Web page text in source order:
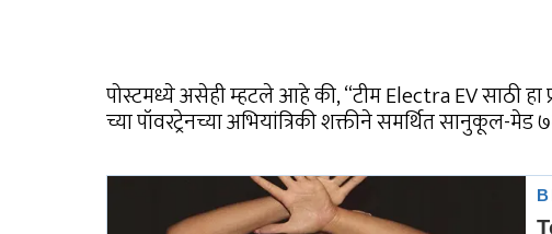
पोस्टमध्ये असेही म्हटले आहे की, “टीम Electra EV साठी
च्या पॉवरट्रेनच्या अभियांत्रिकी शक्तीने समर्थित सानुकूल-मेड